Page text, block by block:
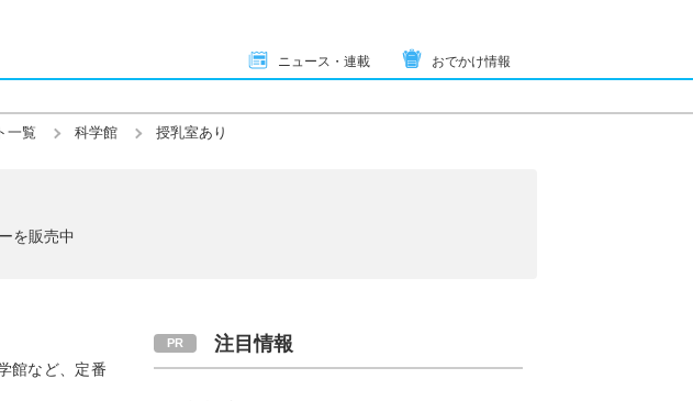
ニュース・連載 おでかけ情報
一覧 科学館 授乳室あり
を販売中
館など、定番
注目情報